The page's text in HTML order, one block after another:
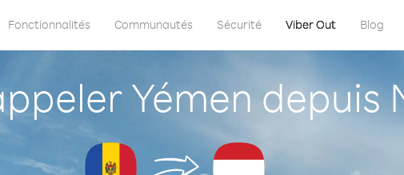
Fonctionnalités Communautés Sécurité Viber Out Blog
Yémen depuis